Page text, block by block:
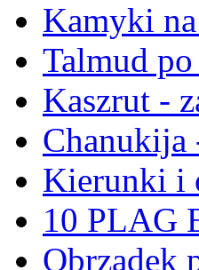
Kamyki
Talmud
Kaszrut -
Chanukija
Kierunki i
10 PLAG
Obrządek